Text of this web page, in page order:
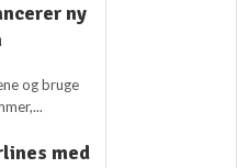
ny
og bruge
med